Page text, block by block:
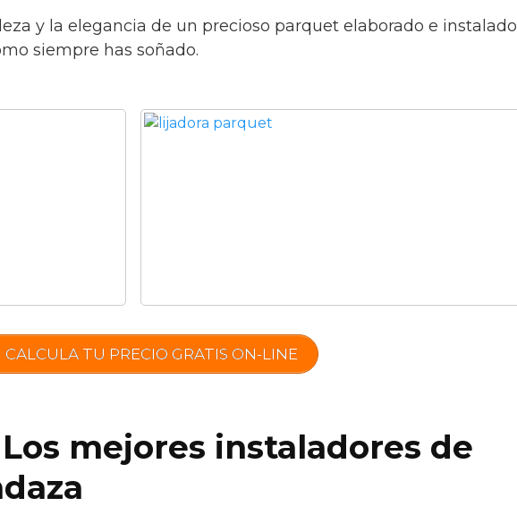
y la elegancia de un precioso parquet elaborado e instalado
siempre has soñado.
CALCULA TU PRECIO GRATIS ON-LINE
Los mejores instaladores de